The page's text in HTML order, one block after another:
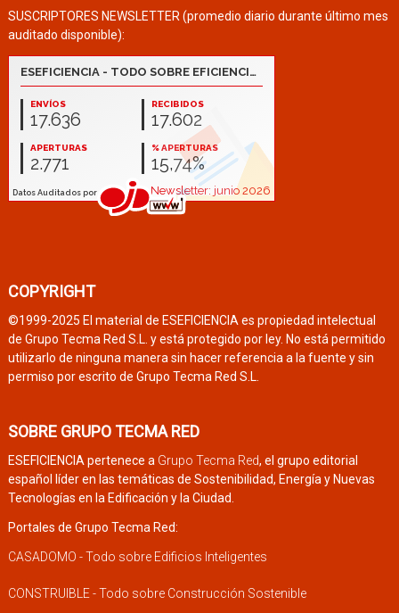
SUSCRIPTORES NEWSLETTER (promedio diario durante último mes
auditado disponible):
COPYRIGHT
©1999-2025 El material de ESEFICIENCIA es propiedad intelectual
de Grupo Tecma Red S.L. y está protegido por ley. No está permitido
utilizarlo de ninguna manera sin hacer referencia a la fuente y sin
permiso por escrito de Grupo Tecma Red S.L.
SOBRE GRUPO TECMA RED
ESEFICIENCIA pertenece a Grupo Tecma Red, el grupo editorial
español líder en las temáticas de Sostenibilidad, Energía y Nuevas
Tecnologías en la Edificación y la Ciudad.
Portales de Grupo Tecma Red:
CASADOMO - Todo sobre Edificios Inteligentes
CONSTRUIBLE - Todo sobre Construcción Sostenible